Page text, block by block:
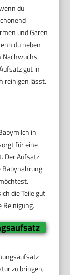
du
und Garen
du neben
Nachwuchs
gut in
reinigen lässt.
in
für eine
Der Aufsatz
die Teile gut
zu bringen,